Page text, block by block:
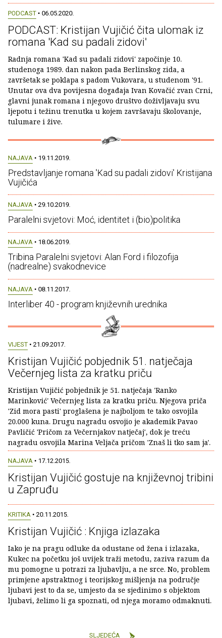
PODCAST • 06.05.2020.
PODCAST: Kristijan Vujičić čita ulomak iz
romana 'Kad su padali zidovi'
Radnja romana 'Kad su padali zidovi' započinje 10.
studenoga 1989. dan nakon pada Berlinskog zida, a
završetak se poklapa s padom Vukovara, u studenom '91.
Unutar ova dva povijesna događaja Ivan Kovačić zvan Crni,
glavni junak romana i njegovo društvo doživljavaju svu
ljepotu i težinu trenutka u kojem završavaju školovanje,
tulumare i žive.
NAJAVA • 19.11.2019.
Predstavljanje romana 'Kad su padali zidovi' Kristijana
Vujičića
NAJAVA • 29.10.2019.
Paralelni svjetovi: Moć, identitet i (bio)politika
NAJAVA • 18.06.2019.
Tribina Paralelni svjetovi: Alan Ford i filozofija
(nadrealne) svakodnevice
NAJAVA • 08.11.2017.
Interliber 40 - program književnih urednika
VIJEST • 21.09.2017.
Kristijan Vujičić pobjednik 51. natječaja
Večernjeg lista za kratku priču
Kristijan Vujičić pobjednik je 51. natječaja 'Ranko
Marinković' Večernjeg lista za kratku priču. Njegova priča
'Zid mora pasti' proglašena je najboljom te tako osvojila
20.000 kuna. Drugu nagradu osvojio je akademik Pavao
Pavličić 'Pričom za Večernjakov natječaj', dok je treću
nagradu osvojila Marina Veljača pričom 'Znaš li tko sam ja'.
NAJAVA • 17.12.2015.
Kristijan Vujičić gostuje na književnoj tribini
u Zapruđu
KRITIKA • 20.11.2015.
Kristijan Vujičić : Knjiga izlazaka
Iako je na pragu odluke da odustane od žena i izlazaka,
Kukec na početku još uvijek traži metodu, zaziva razum da
mu pomogne u potrazi za ljubavlju, a ne srce. No, problem
primjene apstraktnog i teorijskog mišljenja na područje
ljubavi jest to da se, umjesto da se sjedinimo s objektom
ljubavi, želimo li ga spoznati, od njega moramo odmaknuti.
SLJEDEĆA